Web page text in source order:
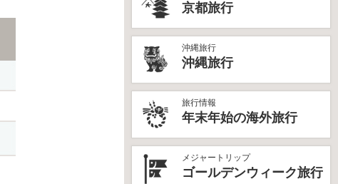
京都旅行
沖縄旅行
沖縄旅行
旅行情報
年末年始の海外旅行
メジャートリップ
ゴールデンウィーク旅行